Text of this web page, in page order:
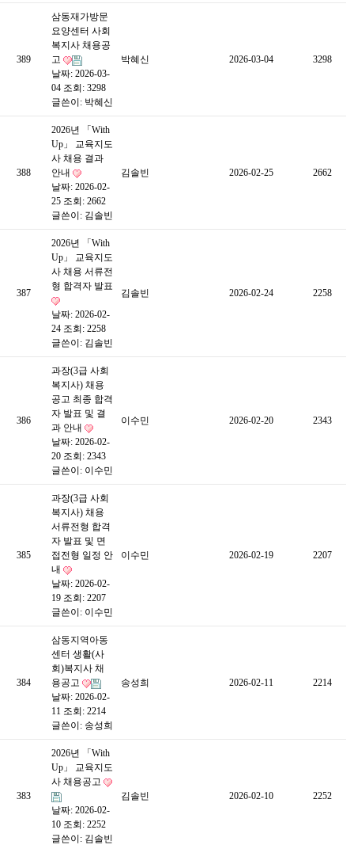
389
삼동재가방문
요양센터 사회
복지사 채용공
고
날짜: 2026-03-
04 조회: 3298
글쓴이: 박혜신
박혜신 2026-03-04 3298
388
2026년 「With
Up」 교육지도
사 채용 결과
안내
날짜: 2026-02-
25 조회: 2662
글쓴이: 김솔빈
김솔빈 2026-02-25 2662
387
2026년 「With
Up」 교육지도
사 채용 서류전
형 합격자 발표
날짜: 2026-02-
24 조회: 2258
글쓴이: 김솔빈
김솔빈 2026-02-24 2258
386
과장(3급 사회
복지사) 채용
공고 최종 합격
자 발표 및 결
과 안내
날짜: 2026-02-
20 조회: 2343
글쓴이: 이수민
이수민 2026-02-20 2343
385
과장(3급 사회
복지사) 채용
서류전형 합격
자 발표 및 면
접전형 일정 안
내
날짜: 2026-02-
19 조회: 2207
글쓴이: 이수민
이수민 2026-02-19 2207
384
삼동지역아동
센터 생활(사
회)복지사 채
용공고
날짜: 2026-02-
11 조회: 2214
글쓴이: 송성희
송성희 2026-02-11 2214
383
2026년 「With
Up」 교육지도
사 채용공고
날짜: 2026-02-
10 조회: 2252
글쓴이: 김솔빈
김솔빈 2026-02-10 2252